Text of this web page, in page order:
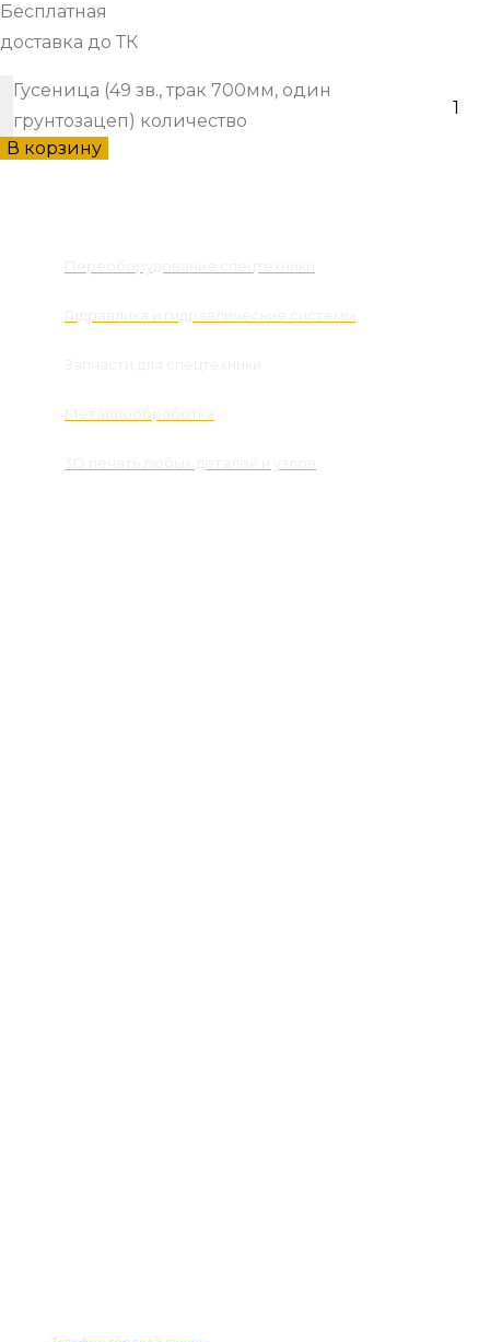
Бесплатная
доставка до ТК
Гусеница (49 зв., трак 700мм, один
грунтозацеп) количество
В корзину